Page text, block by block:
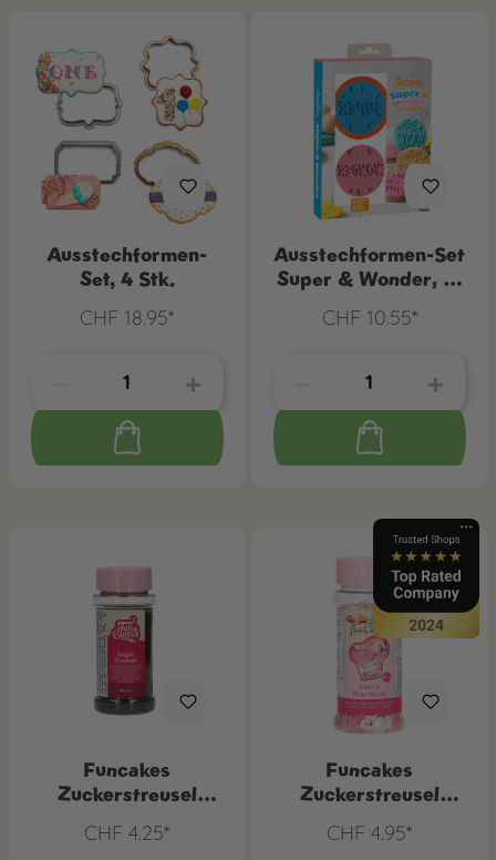
Ausstechformen-
Set, 4 Stk.
CHF 18.95*
Ausstechformen-Set
Super & Wonder, 3-
CHF 10.55*
Funcakes
Zuckerstreusel
CHF 4.25*
Funcakes
Zuckerstreusel
CHF 4.95*